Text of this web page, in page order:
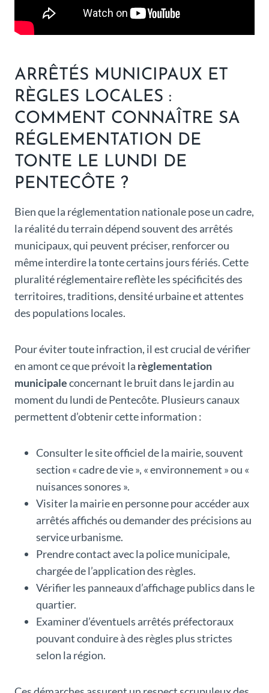
ARRÊTÉS MUNICIPAUX ET
RÈGLES LOCALES :
COMMENT CONNAÎTRE SA
RÉGLEMENTATION DE
TONTE LE LUNDI DE
PENTECÔTE ?
Bien que la réglementation nationale pose un cadre,
la réalité du terrain dépend souvent des arrêtés
municipaux, qui peuvent préciser, renforcer ou
même interdire la tonte certains jours fériés. Cette
pluralité réglementaire reflète les spécificités des
territoires, traditions, densité urbaine et attentes
des populations locales.
Pour éviter toute infraction, il est crucial de vérifier
en amont ce que prévoit la règlementation
municipaleconcernant le bruit dans le jardin au
moment du lundi de Pentecôte. Plusieurs canaux
permettent d’obtenir cette information :
Consulter le site officiel de la mairie, souvent
section « cadre de vie », « environnement » ou «
nuisances sonores ».
Visiter la mairie en personne pour accéder aux
arrêtés affichés ou demander des précisions au
service urbanisme.
Prendre contact avec la police municipale,
chargée de l’application des règles.
Vérifier les panneaux d’affichage publics dans le
quartier.
Examiner d’éventuels arrêtés préfectoraux
pouvant conduire à des règles plus strictes
selon la région.